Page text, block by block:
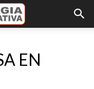
EN